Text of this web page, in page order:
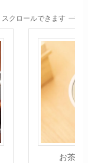
スクロールできます
お茶